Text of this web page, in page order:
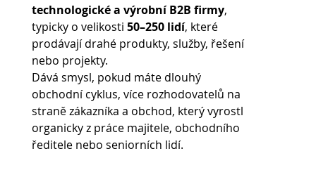
technologické a výrobní B2B firmy,
typicky o velikosti 50–250 lidí, které
prodávají drahé produkty, služby, řešení
nebo projekty.
Dává smysl, pokud máte dlouhý
obchodní cyklus, více rozhodovatelů na
straně zákazníka a obchod, který vyrostl
organicky z práce majitele, obchodního
ředitele nebo seniorních lidí.